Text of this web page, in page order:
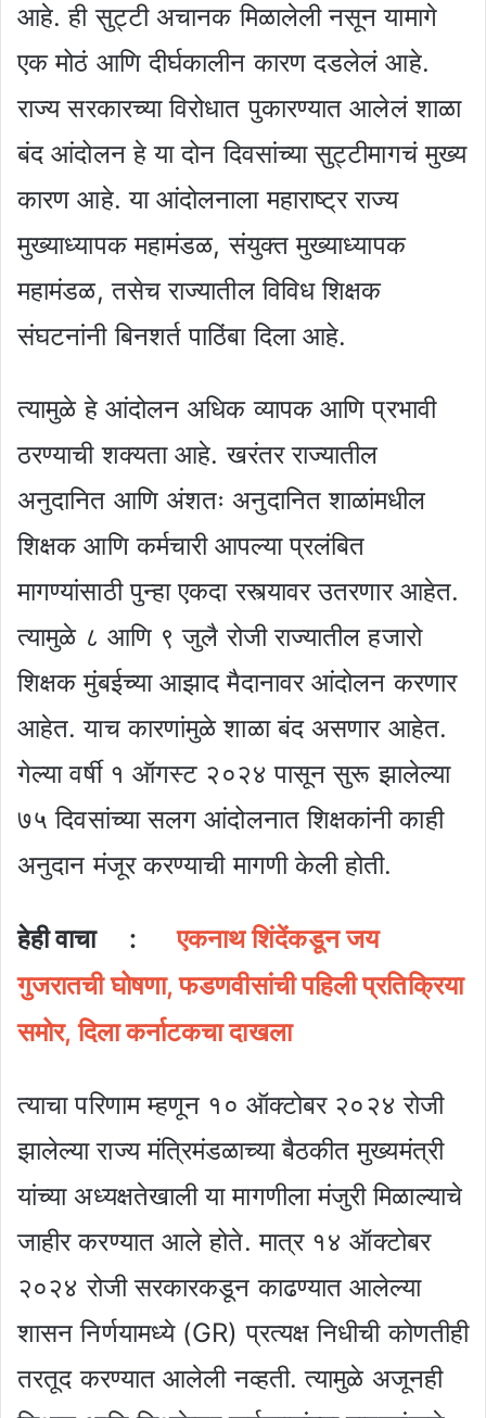
आहे. ही सुट्टी अचानक मिळालेली नसून यामागे
एक मोठं आणि दीर्घकालीन कारण दडलेलं आहे.
राज्य सरकारच्या विरोधात पुकारण्यात आलेलं शाळा
बंद आंदोलन हे या दोन दिवसांच्या सुट्टीमागचं मुख्य
कारण आहे. या आंदोलनाला महाराष्ट्र राज्य
मुख्याध्यापक महामंडळ, संयुक्त मुख्याध्यापक
महामंडळ, तसेच राज्यातील विविध शिक्षक
संघटनांनी बिनशर्त पाठिंबा दिला आहे.
त्यामुळे हे आंदोलन अधिक व्यापक आणि प्रभावी
ठरण्याची शक्यता आहे. खरंतर राज्यातील
अनुदानित आणि अंशतः अनुदानित शाळांमधील
शिक्षक आणि कर्मचारी आपल्या प्रलंबित
मागण्यांसाठी पुन्हा एकदा रस्त्यावर उतरणार आहेत.
त्यामुळे ८ आणि ९ जुलै रोजी राज्यातील हजारो
शिक्षक मुंबईच्या आझाद मैदानावर आंदोलन करणार
आहेत. याच कारणांमुळे शाळा बंद असणार आहेत.
गेल्या वर्षी १ ऑगस्ट २०२४ पासून सुरू झालेल्या
७५ दिवसांच्या सलग आंदोलनात शिक्षकांनी काही
अनुदान मंजूर करण्याची मागणी केली होती.
हेही वाचा :एकनाथ शिंदेंकडून जय
गुजरातची घोषणा, फडणवीसांची पहिली प्रतिक्रिया
समोर, दिला कर्नाटकचा दाखला
त्याचा परिणाम म्हणून १० ऑक्टोबर २०२४ रोजी
झालेल्या राज्य मंत्रिमंडळाच्या बैठकीत मुख्यमंत्री
यांच्या अध्यक्षतेखाली या मागणीला मंजुरी मिळाल्याचे
जाहीर करण्यात आले होते. मात्र १४ ऑक्टोबर
२०२४ रोजी सरकारकडून काढण्यात आलेल्या
शासन निर्णयामध्ये (GR) प्रत्यक्ष निधीची कोणतीही
तरतूद करण्यात आलेली नव्हती. त्यामुळे अजूनही